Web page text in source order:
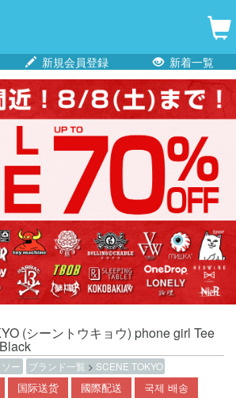
新規会員登録 新着一覧
(シーントウキョウ) phone girl Tee
ー ブランド一覧 > SCENE TOKYO
国际送货 國際配送 국제 배송